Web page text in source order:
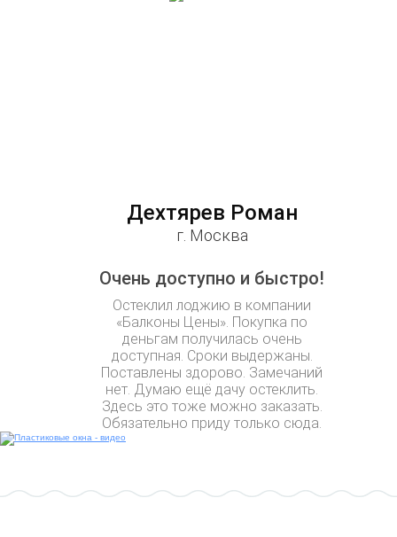
Дехтярев Роман
г. Москва
Очень доступно и быстро!
Остеклил лоджию в компании
«Балконы Цены». Покупка по
деньгам получилась очень
доступная. Сроки выдержаны.
Поставлены здорово. Замечаний
нет. Думаю ещё дачу остеклить.
Здесь это тоже можно заказать.
Обязательно приду только сюда.